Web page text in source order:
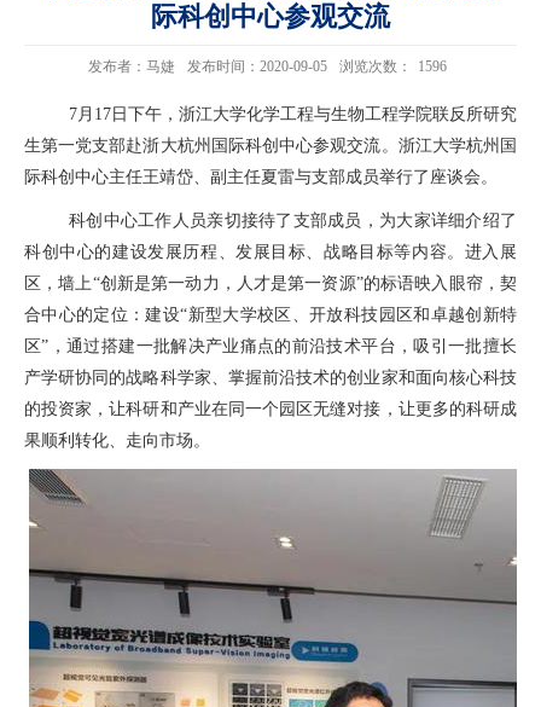
际科创中心参观交流
发布者：马婕 发布时间：2020-09-05 浏览次数： 1596
7月17日下午，浙江大学化学工程与生物工程学院联反所研究
生第一党支部赴浙大杭州国际科创中心参观交流。浙江大学杭州国
际科创中心主任王靖岱、副主任夏雷与支部成员举行了座谈会。
科创中心工作人员亲切接待了支部成员，为大家详细介绍了
科创中心的建设发展历程、发展目标、战略目标等内容。进入展
区，墙上“创新是第一动力，人才是第一资源”的标语映入眼帘，契
合中心的定位：建设“新型大学校区、开放科技园区和卓越创新特
区”，通过搭建一批解决产业痛点的前沿技术平台，吸引一批擅长
产学研协同的战略科学家、掌握前沿技术的创业家和面向核心科技
的投资家，让科研和产业在同一个园区无缝对接，让更多的科研成
果顺利转化、走向市场。